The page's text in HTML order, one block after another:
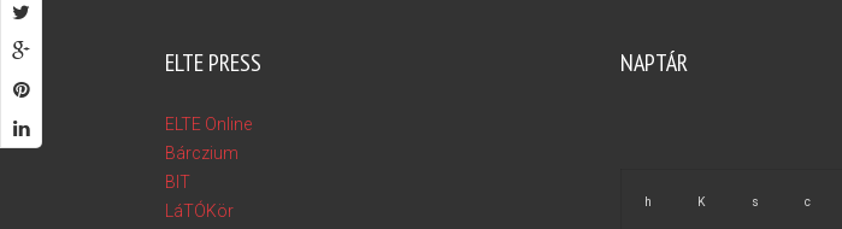
ELTE PRESS
ELTE Online
Bárczium
BIT
LáTÓKör
NAPTÁR
h K s c